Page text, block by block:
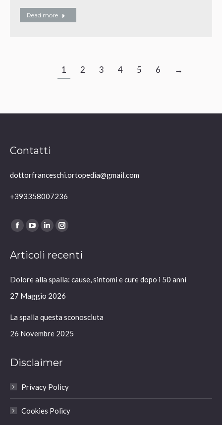
Read more
1 2 3 4 5 6 →
Contatti
dottorfranceschi.ortopedia@gmail.com
+393358007236
Ci puoi trovare su:
Facebook
opens
new
window
YouTube
opens
new
window
Linkedin
opens
new
window
Instagram
opens
new
window
Articoli recenti
Dolore alla spalla: cause, sintomi e cure dopo i 50 anni
27 Maggio 2026
La spalla questa sconosciuta
26 Novembre 2025
Disclaimer
Privacy Policy
Cookies Policy